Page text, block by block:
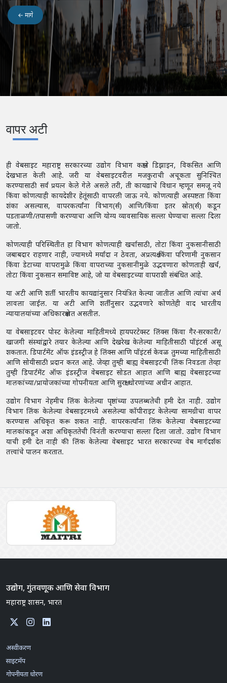
← मागे
वापर अटी
ही वेबसाइट महाराष्ट्र सरकारच्या उद्योग विभाग कक्षाने डिझाइन, विकसित आणि
देखभाल केली आहे. जरी या वेबसाइटवरील मजकुराची अचूकता सुनिश्चित
करण्यासाठी सर्व प्रयत्न केले गेले असले तरी, ती कायद्याचे विधान म्हणून समजू नये
किंवा कोणत्याही कायदेशीर हेतूंसाठी वापरली जाऊ नये. कोणत्याही अस्पष्टता किंवा
शंका असल्यास, वापरकर्त्यांना विभाग(र्स) आणि/किंवा इतर स्रोत(र्स) कडून
पडताळणी/तपासणी करण्याचा आणि योग्य व्यावसायिक सल्ला घेण्याचा सल्ला दिला
जातो.
कोणत्याही परिस्थितीत हा विभाग कोणत्याही खर्चासाठी, तोटा किंवा नुकसानीसाठी
जबाबदार राहणार नाही, ज्यामध्ये मर्यादा न ठेवता, अप्रत्यक्ष किंवा परिणामी नुकसान
किंवा डेटाच्या वापरामुळे किंवा वापराच्या नुकसानीमुळे उद्भवणारा कोणताही खर्च,
तोटा किंवा नुकसान समाविष्ट आहे, जो या वेबसाइटच्या वापराशी संबंधित आहे.
या अटी आणि शर्ती भारतीय कायद्यांनुसार नियंत्रित केल्या जातील आणि त्यांचा अर्थ
लावला जाईल. या अटी आणि शर्तींनुसार उद्भवणारे कोणतेही वाद भारतीय
न्यायालयांच्या अधिकारक्षेत्रात असतील.
या वेबसाइटवर पोस्ट केलेल्या माहितीमध्ये हायपरटेक्स्ट लिंक्स किंवा गैर-सरकारी/
खाजगी संस्थांद्वारे तयार केलेल्या आणि देखरेख केलेल्या माहितीसाठी पॉइंटर्स असू
शकतात. डिपार्टमेंट ऑफ इंडस्ट्रीज हे लिंक्स आणि पॉइंटर्स केवळ तुमच्या माहितीसाठी
आणि सोयीसाठी प्रदान करत आहे. जेव्हा तुम्ही बाह्य वेबसाइटची लिंक निवडता तेव्हा
तुम्ही डिपार्टमेंट ऑफ इंडस्ट्रीज वेबसाइट सोडत आहात आणि बाह्य वेबसाइटच्या
मालकांच्या/प्रायोजकांच्या गोपनीयता आणि सुरक्षा धोरणांच्या अधीन आहात.
उद्योग विभाग नेहमीच लिंक केलेल्या पृष्ठांच्या उपलब्धतेची हमी देत ​​नाही. उद्योग
विभाग लिंक केलेल्या वेबसाइटमध्ये असलेल्या कॉपीराइट केलेल्या सामग्रीचा वापर
करण्यास अधिकृत करू शकत नाही. वापरकर्त्यांना लिंक केलेल्या वेबसाइटच्या
मालकांकडून अशा अधिकृततेची विनंती करण्याचा सल्ला दिला जातो. उद्योग विभाग
याची हमी देत ​​नाही की लिंक केलेल्या वेबसाइट भारत सरकारच्या वेब मार्गदर्शक
तत्त्वांचे पालन करतात.
उद्योग, गुंतवणूक आणि सेवा विभाग
महाराष्ट्र शासन, भारत
अस्वीकरण
साइटमॅप
गोपनीयता धोरण